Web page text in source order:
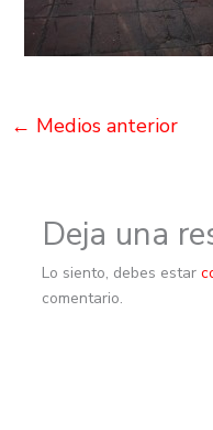
← Medios anterior
Deja una
Lo siento, debes estar
comentario.